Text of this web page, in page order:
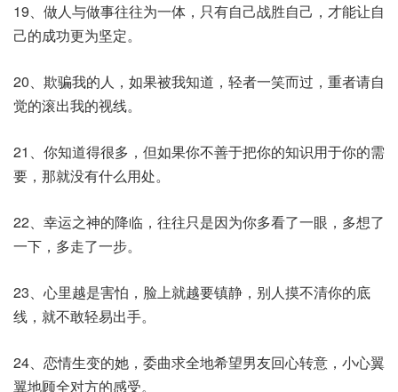
19、做人与做事往往为一体，只有自己战胜自己，才能让自
己的成功更为坚定。
20、欺骗我的人，如果被我知道，轻者一笑而过，重者请自
觉的滚出我的视线。
21、你知道得很多，但如果你不善于把你的知识用于你的需
要，那就没有什么用处。
22、幸运之神的降临，往往只是因为你多看了一眼，多想了
一下，多走了一步。
23、心里越是害怕，脸上就越要镇静，别人摸不清你的底
线，就不敢轻易出手。
24、恋情生变的她，委曲求全地希望男友回心转意，小心翼
翼地顾全对方的感受。